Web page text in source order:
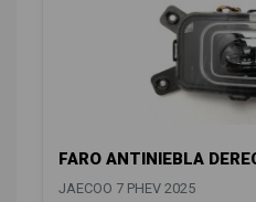
FARO ANTINIEBLA
JAECOO 7 PHEV 2025